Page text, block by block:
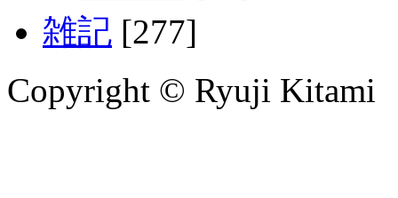
雑記 [277]
Copyright © Ryuji Kitami